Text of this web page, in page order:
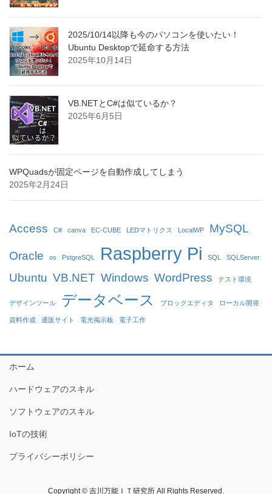
2025/10/14以降も今のパソコンを使いたい！
Ubuntu Desktopで延命する方法
2025年10月14日
VB.NETとC#は似ているか？
2025年6月5日
WPQuadsが固定ページを自動作成してしまう
2025年2月24日
Access C# canva EC-CUBE LEDマトリクス LocalWP MySQL
Oracle os PstgreSQL Raspberry Pi SQL SQLServer
Ubuntu VB.NET Windows WordPress テスト環境
デザインツール データベース ブロックエディタ ローカル開発
資料作成 通販サイト 電光掲示板 電子工作
ホーム
ハードウェアのスキル
ソフトウェアのスキル
IoTの技術
プライバシーポリシー
Copyright © 吉川万能ＩＴ研究所 All Rights Reserved.